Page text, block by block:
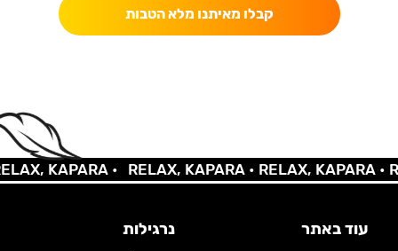
קבלו מאיתנו מלא הטבות
KAPARA • RELAX, KAPARA •RELAX, KAPARA •
עוד באתר נרגילות